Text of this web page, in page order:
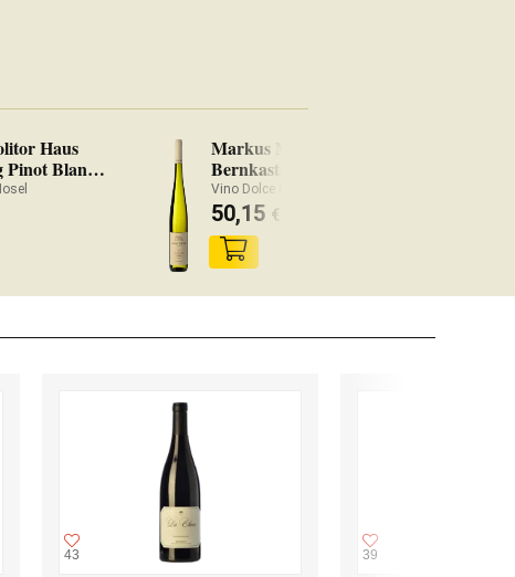
Haus
Pinot Blanc
Markus Molitor
Bernkasteler Lay Auslese
2020
Vino Dolce Mosel
50,15 €
43 39